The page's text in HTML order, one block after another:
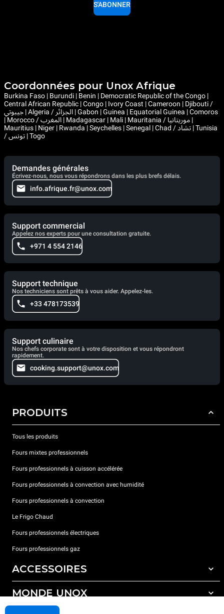
S'ABONNER
Coordonnées pour Unox Afrique
Burkina Faso | Burundi | Benin | Democratic Republic of the Congo |
Central African Republic | Congo | Ivory Coast | Cameroon | Djibouti /
جيبوتي | Algeria / الجزائر | Gabon | Guinea | Equatorial Guinea | Comoros
| Morocco / المغرب | Madagascar | Mali | Mauritania / موريتانيا |
Mauritius | Niger | Rwanda | Seychelles | Senegal | Chad / تشاد | Tunisia
/ تونس | Togo
Demandes générales
Écrivez-nous, nous vous répondrons dans les plus brefs délais.
info.afrique.fr@unox.com
Support commercial
Appelez nos experts pour une consultation gratuite.
+971 4 554 2146
Support technique
Nos techniciens sont prêts à vous aider. Appelez-les.
+33 478173539
Support culinaire
Nos chefs corporate sont à votre disposition et vous répondront
rapidement.
cooking.support@unox.com
PRODUITS
Tous les produits
Fours mixtes professionnels
Fours professionnels à cuisson accélérée
Fours professionnels à convection avec humidité
Fours professionnels à convection
Le Frigo Chaud
Fours professionnels électriques
Fours professionnels gaz
ACCESSOIRES
Tous les accessoires
Détergents pour lavage automatique
MONDE UNOX